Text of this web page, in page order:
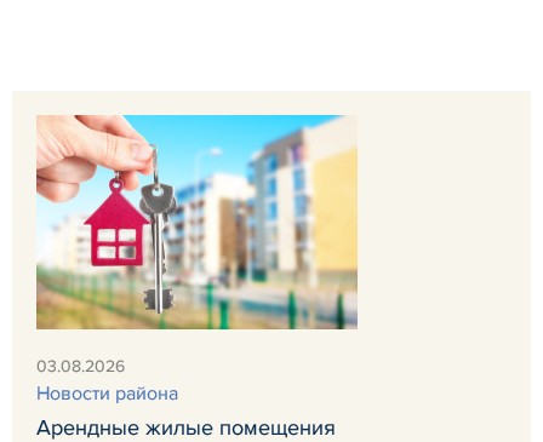
03.08.2026
Новости района
Арендные жилые помещения